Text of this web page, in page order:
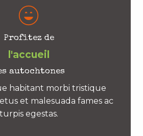
Profitez de
l'accueil
autochtones
habitant morbi tristique
et malesuada fames ac
turpis egestas.